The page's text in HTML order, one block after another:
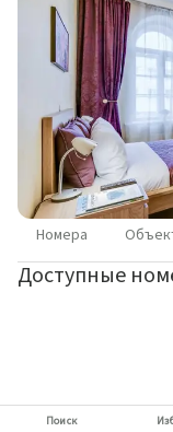
Номера
Доступные
Поиск